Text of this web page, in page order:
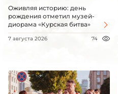
Оживляя историю: день
рождения отметил музей-
диорама «Курская битва»
7 августа 2026 74